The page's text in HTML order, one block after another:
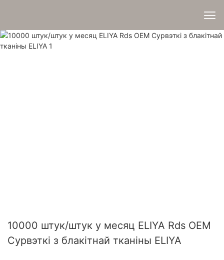
10000 штук/штук у месяц ELIYA Rds OEM
Сурвэткі з блакітнай тканіны ELIYA